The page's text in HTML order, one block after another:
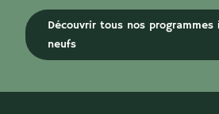
Découvrir tous nos programmes
neufs